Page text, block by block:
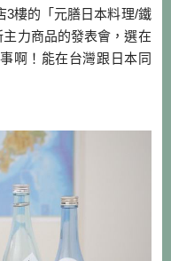
3樓的「元膳日本料理/鐵
力商品的發表會，選在
啊！能在台灣跟日本同
Anosake瑩頤清酒哦！